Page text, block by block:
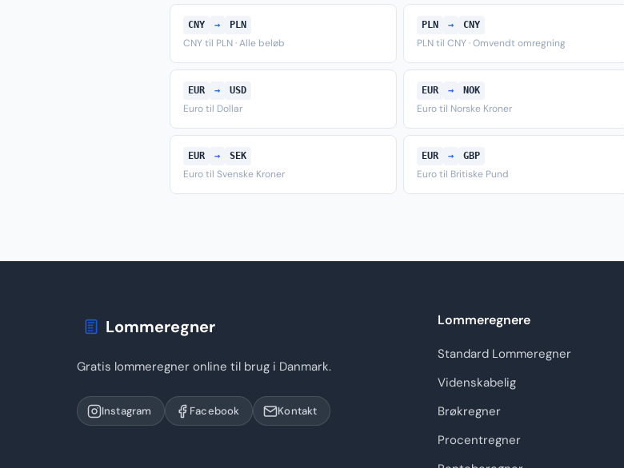
CNY → PLN
CNY til PLN · Alle beløb
PLN → CNY
PLN til CNY · Omvendt omregning
EUR → USD
Euro til Dollar
EUR → NOK
Euro til Norske Kroner
EUR → SEK
Euro til Svenske Kroner
EUR → GBP
Euro til Britiske Pund
Lommeregner
Gratis lommeregner online til brug i Danmark.
Instagram Facebook Kontakt
Lommeregnere
Standard Lommeregner
Videnskabelig
Brøkregner
Procentregner